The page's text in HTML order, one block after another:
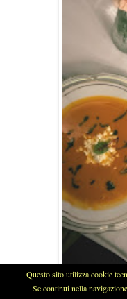
Questo sito utilizza cookie
Se continui nella